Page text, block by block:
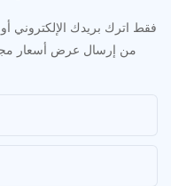
فقط اترك بريدك الإلكتروني
من إرسال عرض أسعار